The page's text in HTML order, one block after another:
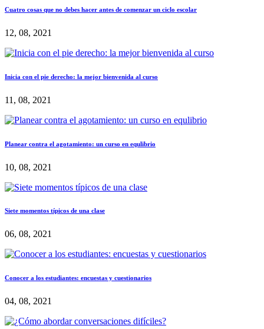
Cuatro cosas que no debes hacer antes de comenzar un ciclo escolar
12, 08, 2021
Inicia con el pie derecho: la mejor bienvenida al curso
11, 08, 2021
Planear contra el agotamiento: un curso en equlibrio
10, 08, 2021
Siete momentos típicos de una clase
06, 08, 2021
Conocer a los estudiantes: encuestas y cuestionarios
04, 08, 2021